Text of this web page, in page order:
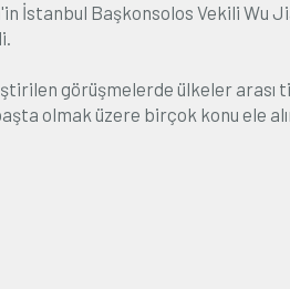
İstanbul Başkonsolos Vekili Wu
görüşmelerde ülkeler arası
olmak üzere birçok konu ele